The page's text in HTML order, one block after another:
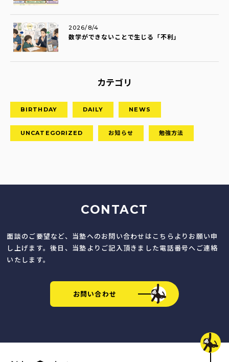
数学ができないことで生じる「不利」
2026/8/4
カテゴリ
BIRTHDAY DAILY NEWS
UNCATEGORIZED お知らせ 勉強方法
CONTACT
面談のご要望など、当塾へのお問い合わせはこちらよりお願い申
し上げます。後日、当塾よりご記入頂きました電話番号へご連絡
いたします。
お問い合わせ